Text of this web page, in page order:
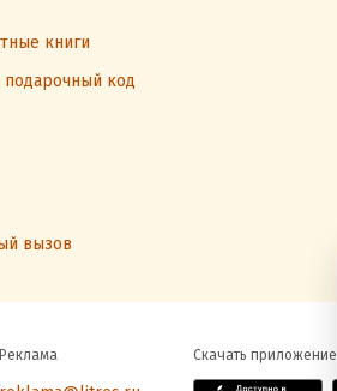
книги
подарочный код
вызов
Реклама Скачать приложение